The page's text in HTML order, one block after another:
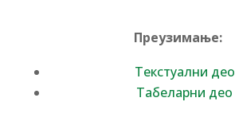
Преузимање:
Текстуални део
Табеларни део